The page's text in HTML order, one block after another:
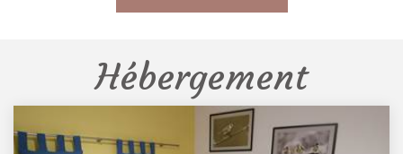
Hébergement